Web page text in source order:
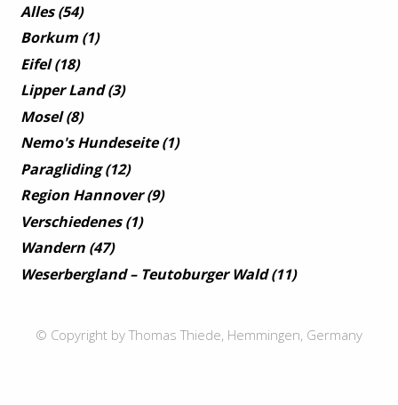
Alles(54)
Borkum(1)
Eifel(18)
Lipper Land(3)
Mosel(8)
Nemo's Hundeseite(1)
Paragliding(12)
Region Hannover(9)
Verschiedenes(1)
Wandern(47)
Weserbergland – Teutoburger Wald(11)
© Copyright by Thomas Thiede, Hemmingen, Germany